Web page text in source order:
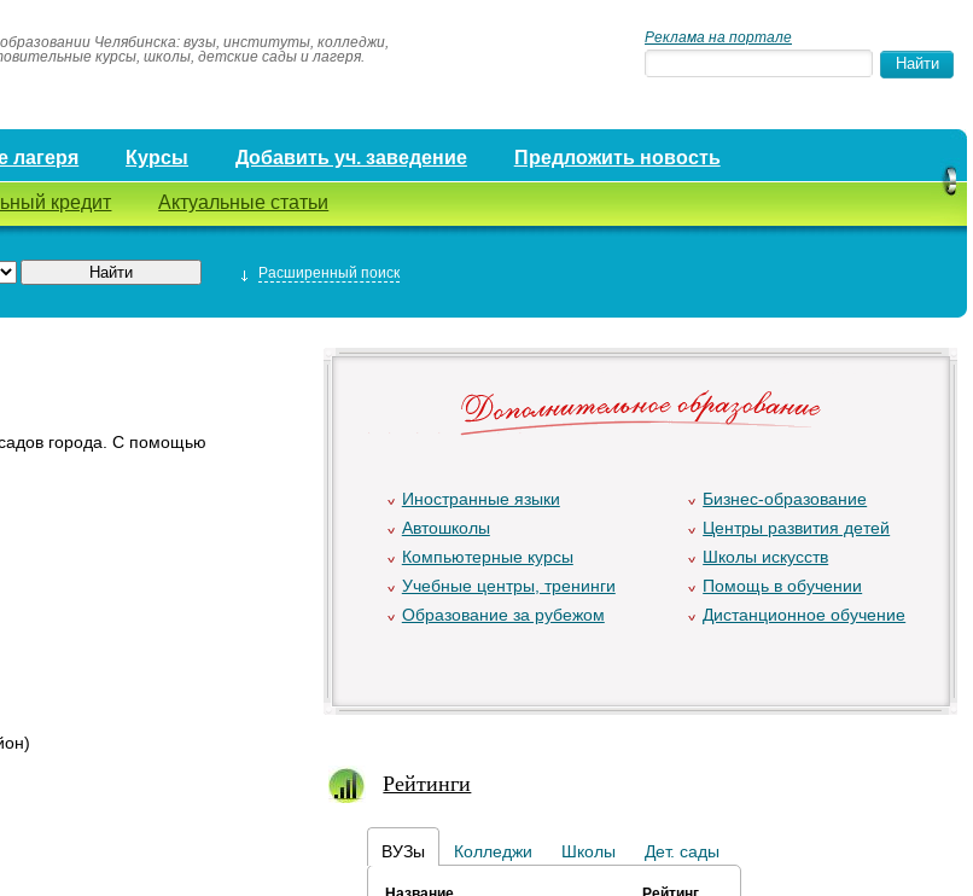
Челябинска: вузы, институты, колледжи,
курсы, школы, детские сады и лагеря.
Реклама на портале
лагеря Курсы Добавить уч. заведение Предложить новость
кредит Актуальные статьи
Расширенный поиск
города. С помощью
Иностранные языки
Автошколы
Компьютерные курсы
Учебные центры, тренинги
Образование за рубежом
Бизнес-образование
Центры развития детей
Школы искусств
Помощь в обучении
Дистанционное обучение
Рейтинги
ВУЗы Колледжи Школы Дет. сады